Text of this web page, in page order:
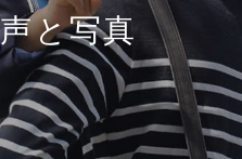
と写真